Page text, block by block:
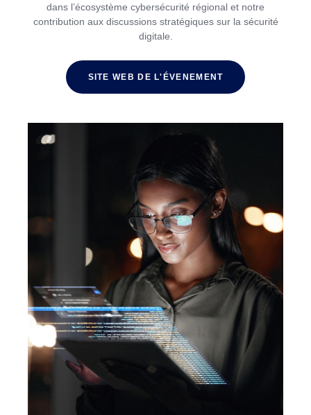
dans l’écosystème cybersécurité régional et notre
contribution aux discussions stratégiques sur la sécurité
digitale.
SITE WEB DE L'ÉVENEMENT